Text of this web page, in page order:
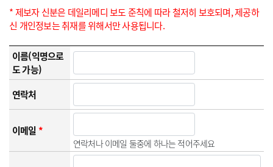
* 제보자 신분은 데일리메디 보도 준칙에 따라 철저히 보호되며, 제공하
신 개인정보는 취재를 위해서만 사용됩니다.
이름(익명으로
도 가능)
연락처
이메일*
연락처나 이메일 둘중에 하나는 적어주세요